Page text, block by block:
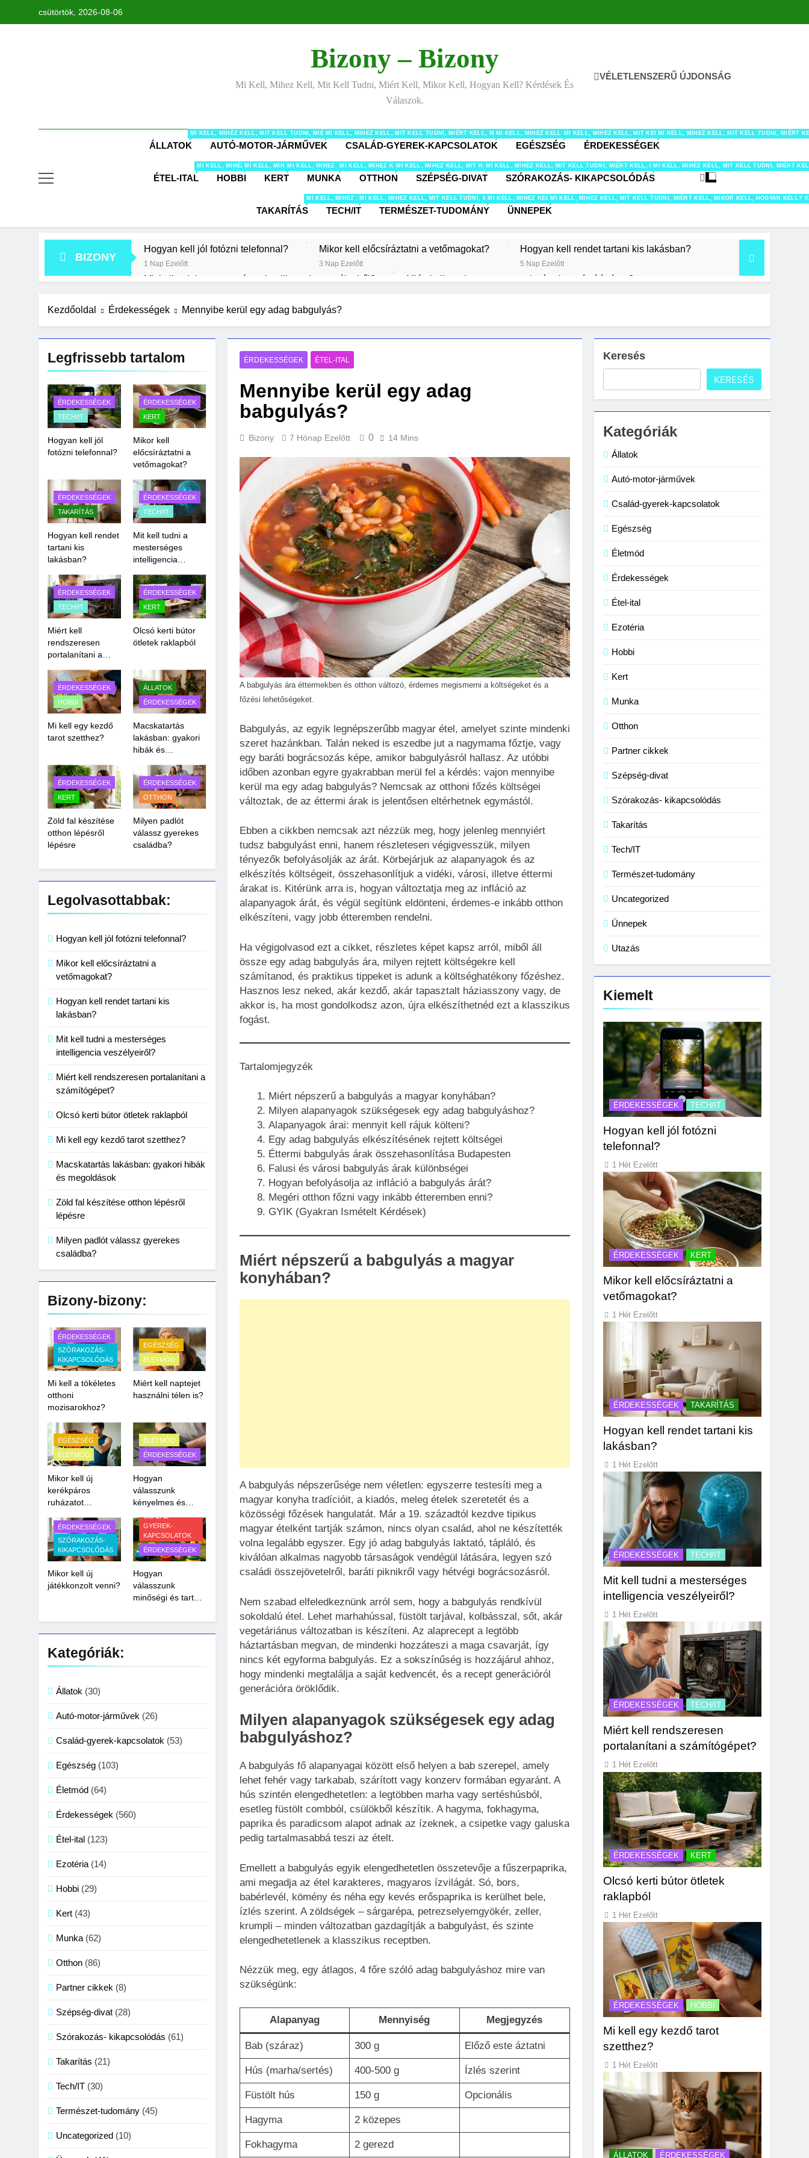
csütörtök, 2026-08-06
Bizony – Bizony
Mi Kell, Mihez Kell, Mit Kell Tudni, Miért Kell, Mikor Kell, Hogyan Kell? Kérdések És
Válaszok.
VÉLETLENSZERŰ ÚJDONSÁG
ÁLLATOK
MI KELL, MIHEZ KELL, MIT KELL TUDNI, MIÉRT KELL, MIKOR KELL, HOGYAN KELL? KÉRDÉSEK ÉS VÁLASZOK ÁLLATOK TÉMÁBAN.
AUTÓ-MOTOR-JÁRMŰVEK
MI KELL, MIHEZ KELL, MIT KELL TUDNI, MIÉRT KELL, MIKOR KELL, HOGYAN KELL? KÉRDÉSEK ÉS VÁLASZOK AUTÓ-MOTOR-JÁRMŰVEK TÉMAKÖRBEN.
CSALÁD-GYEREK-KAPCSOLATOK
MI KELL, MIHEZ KELL, MIT KELL TUDNI, MIÉRT KELL, MIKOR KELL, HOGYAN KELL? KÉRDÉSEK ÉS
EGÉSZSÉG
MI KELL, MIHEZ KELL, MIT KELL TUDNI, MIÉRT KELL, MIKOR KELL, HOGYAN
ÉRDEKESSÉGEK
MI KELL, MIHEZ KELL, MIT KELL TUDNI, MIÉRT
ÉTEL-ITAL
MI KELL, MIHEZ KELL, MIT KELL TUDNI, MIÉRT KELL, MIKOR KELL, HOGYAN KELL? KÉRDÉSEK ÉS VÁLASZOK ÉTEL-ITAL TÉMAKÖRBEN.
HOBBI
MI KELL, MIHEZ KELL, MIT KELL TUDNI, MIÉRT KELL, MIKOR KELL, HOGYAN KELL? KÉRDÉSEK ÉS VÁLASZOK HOBBI TÉMÁBAN.
KERT
MI KELL, MIHEZ KELL, MIT KELL TUDNI, MIÉRT KELL, MIKOR KELL, HOGYAN KELL? KÉRDÉSEK ÉS VÁLASZOK KERT TÉMAKÖRBEN.
MUNKA
MI KELL, MIHEZ KELL, MIT KELL TUDNI, MIÉRT KELL, MIKOR KELL, HOGYAN KELL? KÉRDÉSEK ÉS VÁLASZOK MUNKA-KARRIER TÉMAKÖRBEN.
OTTHON
MI KELL, MIHEZ KELL, MIT KELL TUDNI, MIÉRT KELL, MIKOR KELL, HOGYAN KELL? KÉRDÉSEK ÉS VÁLASZOK OTTHON TÉMAKÖRBEN.
SZÉPSÉG-DIVAT
MI KELL, MIHEZ KELL, MIT KELL TUDNI, MIÉRT KELL, MIKOR KELL, HOGYAN KELL? KÉRDÉSEK ÉS
SZÓRAKOZÁS- KIKAPCSOLÓDÁS
MI KELL, MIHEZ KELL, MIT KELL TUDNI, MIÉRT
TAKARÍTÁS
MI KELL, MIHEZ KELL, MIT KELL TUDNI, MIÉRT KELL, MIKOR KELL, HOGYAN KELL? KÉRDÉSEK ÉS VÁLASZOK TAKARÍTÁS TÉMAKÖRBEN.
TECH/IT
MI KELL, MIHEZ KELL, MIT KELL TUDNI, MIÉRT KELL, MIKOR KELL, HOGYAN KELL? KÉRDÉSEK ÉS VÁLASZOK TECH/IT TÉMÁBAN.
TERMÉSZET-TUDOMÁNY
MI KELL, MIHEZ KELL, MIT KELL TUDNI, MIÉRT KELL, MIKOR KELL, HOGYAN KELL? KÉRDÉSEK ÉS
ÜNNEPEK
MI KELL, MIHEZ KELL, MIT KELL TUDNI, MIÉRT KELL, MIKOR KELL, HOGYAN KELL?
BIZONY
Hogyan kell jól fotózni telefonnal?
1 Nap Ezelőtt
Mikor kell előcsíráztatni a vetőmagokat?
3 Nap Ezelőtt
Hogyan kell rendet tartani kis lakásban?
5 Nap Ezelőtt
Mit kell tudni a mesterséges intelligencia veszélyeiről? Miért kell rendszeresen portalanítani a számítógépet?
Olcsó kerti bútor ötletek raklapból Mi kell egy kezdő tarot szetthez?
Zöld fal készítése otthon lépésről lépésre
2 Hét Ezelőtt
Milyen padlót válassz gyerekes családba?
3 Hét Ezelőtt
Kezdőoldal Érdekességek Mennyibe kerül egy adag babgulyás?
Legfrissebb tartalom
ÉRDEKESSÉGEK
TECH/IT
Hogyan kell jól
fotózni telefonnal?
ÉRDEKESSÉGEK
KERT
Mikor kell
előcsíráztatni a
vetőmagokat?
ÉRDEKESSÉGEK
TAKARÍTÁS
Hogyan kell rendet
tartani kis
lakásban?
ÉRDEKESSÉGEK
TECH/IT
Mit kell tudni a
mesterséges
intelligencia
ÉRDEKESSÉGEK
TECH/IT
Miért kell
rendszeresen
portalanítani a
ÉRDEKESSÉGEK
KERT
Olcsó kerti bútor
ötletek raklapból
ÉRDEKESSÉGEK
HOBBI
Mi kell egy kezdő
tarot szetthez?
ÁLLATOK
ÉRDEKESSÉGEK
Macskatartás
lakásban: gyakori
hibák és
ÉRDEKESSÉGEK
KERT
Zöld fal készítése
otthon lépésről
lépésre
ÉRDEKESSÉGEK
OTTHON
Milyen padlót
válassz gyerekes
családba?
Legolvasottabbak:
Hogyan kell jól fotózni telefonnal?
Mikor kell előcsíráztatni a
vetőmagokat?
Hogyan kell rendet tartani kis
lakásban?
Mit kell tudni a mesterséges
intelligencia veszélyeiről?
Miért kell rendszeresen portalanítani a
számítógépet?
Olcsó kerti bútor ötletek raklapból
Mi kell egy kezdő tarot szetthez?
Macskatartás lakásban: gyakori hibák
és megoldások
Zöld fal készítése otthon lépésről
lépésre
Milyen padlót válassz gyerekes
családba?
Bizony-bizony:
ÉRDEKESSÉGEK
SZÓRAKOZÁS-
KIKAPCSOLÓDÁS
Mi kell a tökéletes
otthoni
mozisarokhoz?
EGÉSZSÉG
ÉLETMÓD
Miért kell naptejet
használni télen is?
EGÉSZSÉG
ÉLETMÓD
Mikor kell új
kerékpáros
ruházatot
ÉLETMÓD
ÉRDEKESSÉGEK
Hogyan
válasszunk
kényelmes és
kesztyűt?
ÉRDEKESSÉGEK
SZÓRAKOZÁS-
KIKAPCSOLÓDÁS
Mikor kell új
játékkonzolt venni?
CSALÁD-
GYEREK-
KAPCSOLATOK
ÉRDEKESSÉGEK
Hogyan
válasszunk
minőségi és tartós
gyerekeknek?
Kategóriák:
Állatok (30)
Autó-motor-járművek (26)
Család-gyerek-kapcsolatok (53)
Egészség (103)
Életmód (64)
Érdekességek (560)
Étel-ital (123)
Ezotéria (14)
Hobbi (29)
Kert (43)
Munka (62)
Otthon (86)
Partner cikkek (8)
Szépség-divat (28)
Szórakozás- kikapcsolódás (61)
Takarítás (21)
Tech/IT (30)
Természet-tudomány (45)
Uncategorized (10)
ÉRDEKESSÉGEK ÉTEL-ITAL
Mennyibe kerül egy adag
babgulyás?
Bizony 7 Hónap Ezelőtt 0 14 Mins
A babgulyás ára éttermekben és otthon változó, érdemes megismerni a költségeket és a
főzési lehetőségeket.
Babgulyás, az egyik legnépszerűbb magyar étel, amelyet szinte mindenki
szeret hazánkban. Talán neked is eszedbe jut a nagymama főztje, vagy
egy baráti bográcsozás képe, amikor babgulyásról hallasz. Az utóbbi
időben azonban egyre gyakrabban merül fel a kérdés: vajon mennyibe
kerül ma egy adag babgulyás? Nemcsak az otthoni főzés költségei
változtak, de az éttermi árak is jelentősen eltérhetnek egymástól.
Ebben a cikkben nemcsak azt nézzük meg, hogy jelenleg mennyiért
tudsz babgulyást enni, hanem részletesen végigvesszük, milyen
tényezők befolyásolják az árát. Körbejárjuk az alapanyagok és az
elkészítés költségeit, összehasonlítjuk a vidéki, városi, illetve éttermi
árakat is. Kitérünk arra is, hogyan változtatja meg az infláció az
alapanyagok árát, és végül segítünk eldönteni, érdemes-e inkább otthon
elkészíteni, vagy jobb étteremben rendelni.
Ha végigolvasod ezt a cikket, részletes képet kapsz arról, miből áll
össze egy adag babgulyás ára, milyen rejtett költségekre kell
számítanod, és praktikus tippeket is adunk a költséghatékony főzéshez.
Hasznos lesz neked, akár kezdő, akár tapasztalt háziasszony vagy, de
akkor is, ha most gondolkodsz azon, újra elkészíthetnéd ezt a klasszikus
fogást.
Tartalomjegyzék
Miért népszerű a babgulyás a magyar konyhában?
Milyen alapanyagok szükségesek egy adag babgulyáshoz?
Alapanyagok árai: mennyit kell rájuk költeni?
Egy adag babgulyás elkészítésének rejtett költségei
Éttermi babgulyás árak összehasonlítása Budapesten
Falusi és városi babgulyás árak különbségei
Hogyan befolyásolja az infláció a babgulyás árát?
Megéri otthon főzni vagy inkább étteremben enni?
GYIK (Gyakran Ismételt Kérdések)
Miért népszerű a babgulyás a magyar
konyhában?
A babgulyás népszerűsége nem véletlen: egyszerre testesíti meg a
magyar konyha tradícióit, a kiadós, meleg ételek szeretetét és a
közösségi főzések hangulatát. Már a 19. századtól kezdve tipikus
magyar ételként tartják számon, nincs olyan család, ahol ne készítették
volna legalább egyszer. Egy jó adag babgulyás laktató, tápláló, és
kiválóan alkalmas nagyobb társaságok vendégül látására, legyen szó
családi összejövetelről, baráti piknikről vagy hétvégi bográcsozásról.
Nem szabad elfeledkeznünk arról sem, hogy a babgulyás rendkívül
sokoldalú étel. Lehet marhahússal, füstölt tarjával, kolbásszal, sőt, akár
vegetáriánus változatban is készíteni. Az alaprecept a legtöbb
háztartásban megvan, de mindenki hozzáteszi a maga csavarját, így
nincs két egyforma babgulyás. Ez a sokszínűség is hozzájárul ahhoz,
hogy mindenki megtalálja a saját kedvencét, és a recept generációról
generációra öröklődik.
Milyen alapanyagok szükségesek egy adag
babgulyáshoz?
A babgulyás fő alapanyagai között első helyen a bab szerepel, amely
lehet fehér vagy tarkabab, szárított vagy konzerv formában egyaránt. A
hús szintén elengedhetetlen: a legtöbben marha vagy sertéshúsból,
esetleg füstölt combból, csülökből készítik. A hagyma, fokhagyma,
paprika és paradicsom alapot adnak az ízeknek, a csipetke vagy galuska
pedig tartalmasabbá teszi az ételt.
Emellett a babgulyás egyik elengedhetetlen összetevője a fűszerpaprika,
ami megadja az étel karakteres, magyaros ízvilágát. Só, bors,
babérlevél, kömény és néha egy kevés erőspaprika is kerülhet bele,
ízlés szerint. A zöldségek – sárgarépa, petrezselyemgyökér, zeller,
krumpli – minden változatban gazdagítják a babgulyást, és szinte
elengedhetetlenek a klasszikus receptben.
Nézzük meg, egy átlagos, 4 főre szóló adag babgulyáshoz mire van
szükségünk:
Alapanyag Mennyiség Megjegyzés
Bab (száraz) 300 g Előző este áztatni
Hús (marha/sertés) 400-500 g Ízlés szerint
Füstölt hús 150 g Opcionális
Hagyma 2 közepes
Fokhagyma 2 gerezd
Keresés
KERESÉS
Kategóriák
Állatok
Autó-motor-járművek
Család-gyerek-kapcsolatok
Egészség
Életmód
Érdekességek
Étel-ital
Ezotéria
Hobbi
Kert
Munka
Otthon
Partner cikkek
Szépség-divat
Szórakozás- kikapcsolódás
Takarítás
Tech/IT
Természet-tudomány
Uncategorized
Ünnepek
Utazás
Kiemelt
ÉRDEKESSÉGEK TECH/IT
Hogyan kell jól fotózni
telefonnal?
1 Hét Ezelőtt
ÉRDEKESSÉGEK KERT
Mikor kell előcsíráztatni a
vetőmagokat?
1 Hét Ezelőtt
ÉRDEKESSÉGEK TAKARÍTÁS
Hogyan kell rendet tartani kis
lakásban?
1 Hét Ezelőtt
ÉRDEKESSÉGEK TECH/IT
Mit kell tudni a mesterséges
intelligencia veszélyeiről?
1 Hét Ezelőtt
ÉRDEKESSÉGEK TECH/IT
Miért kell rendszeresen
portalanítani a számítógépet?
1 Hét Ezelőtt
ÉRDEKESSÉGEK KERT
Olcsó kerti bútor ötletek
raklapból
1 Hét Ezelőtt
ÉRDEKESSÉGEK HOBBI
Mi kell egy kezdő tarot
szetthez?
1 Hét Ezelőtt
ÁLLATOK ÉRDEKESSÉGEK